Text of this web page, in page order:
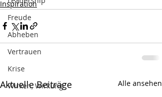
Freude
Abheben
Vertrauen
Krise
Wirken, Wirkung
Inspiration
Aktuelle Beiträge Alle ansehen